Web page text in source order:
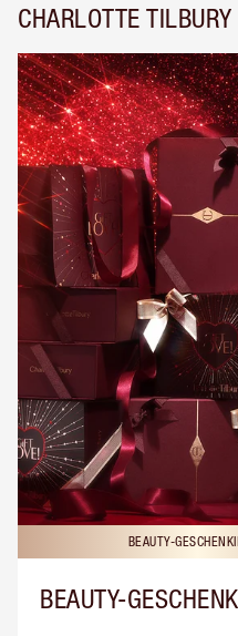
CHARLOTTE
BEAUTY-
BEAUTY-